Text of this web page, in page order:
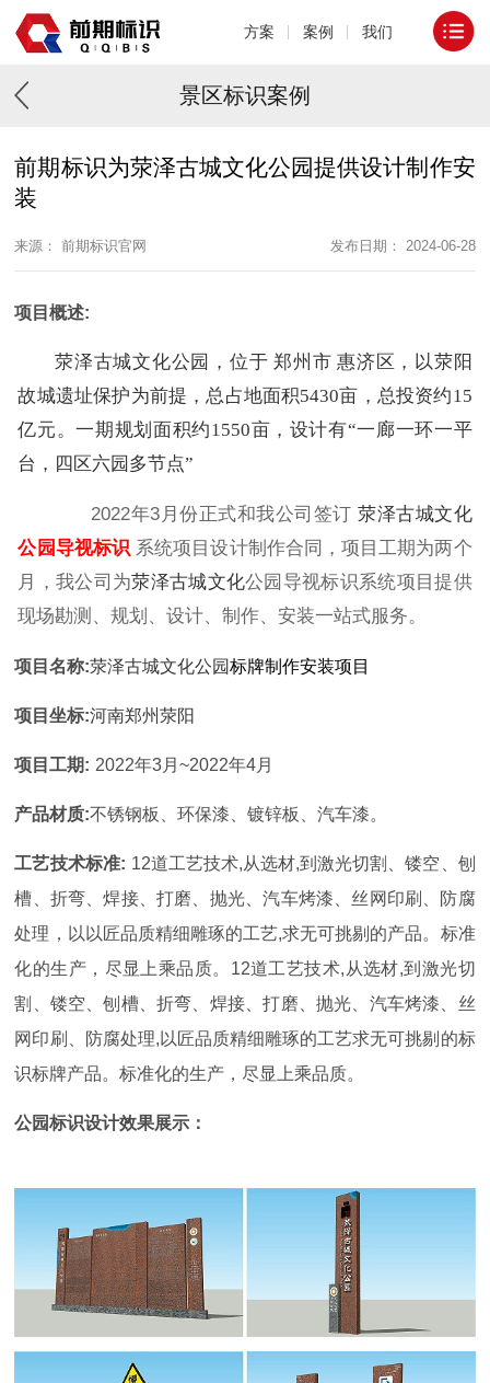
方案 案例 我们
景区标识案例
前期标识为荥泽古城文化公园提供设计制作安
装
来源： 前期标识官网 发布日期： 2024-06-28
项目概述:
荥泽古城文化公园，位于 郑州市 惠济区，以荥阳
故城遗址保护为前提，总占地面积5430亩，总投资约15
亿元。一期规划面积约1550亩，设计有“一廊一环一平
台，四区六园多节点”
2022年3月份正式和我公司签订荥泽古城文化
公园导视标识 系统项目设计制作合同，项目工期为两个
月，我公司为荥泽古城文化公园导视标识系统项目提供
现场勘测、规划、设计、制作、安装一站式服务。
项目名称:荥泽古城文化公园标牌制作安装项目
项目坐标:河南郑州荥阳
项目工期: 2022年3月~2022年4月
产品材质:不锈钢板、环保漆、镀锌板、汽车漆。
工艺技术标准: 12道工艺技术,从选材,到激光切割、镂空、刨
槽、折弯、焊接、打磨、抛光、汽车烤漆、丝网印刷、防腐
处理，以以匠品质精细雕琢的工艺,求无可挑剔的产品。标准
化的生产，尽显上乘品质。 12道工艺技术,从选材,到激光切
割、镂空、刨槽、折弯、焊接、打磨、抛光、汽车烤漆、丝
网印刷、防腐处理,以匠品质精细雕琢的工艺求无可挑剔的标
识标牌产品。标准化的生产，尽显上乘品质。
公园标识设计效果展示：